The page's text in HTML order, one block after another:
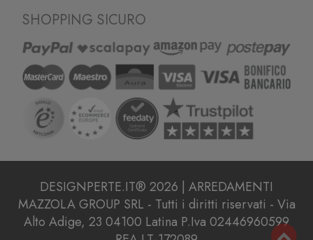
SHOPPING SICURO
DESIGNPERTE.IT® 2026 | ARREDAMENTI
MAZZOLA GROUP SRL - Tutti i diritti riservati - Via
Alto Adige, 23 04100 Latina P.Iva 02446960599